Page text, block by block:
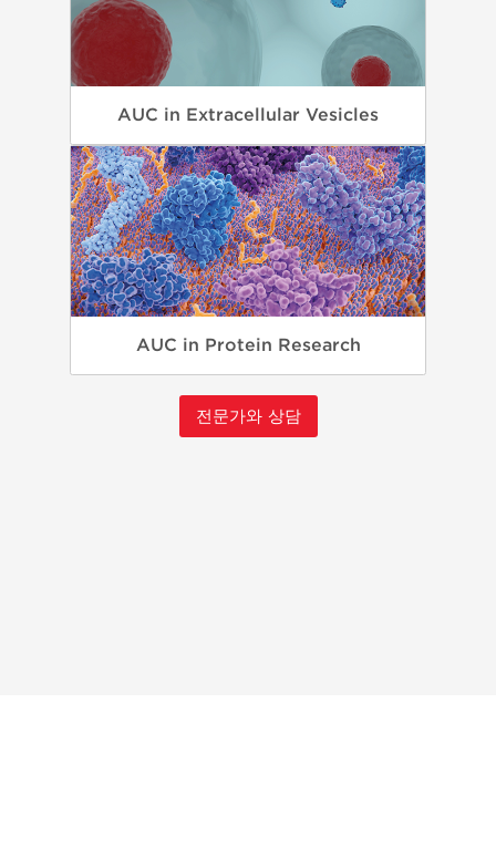
AUC in Extracellular Vesicles
AUC in Protein Research
전문가와 상담